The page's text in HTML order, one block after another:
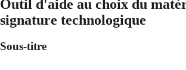
Outil d'aide au choix du
signature technologique
Sous-titre